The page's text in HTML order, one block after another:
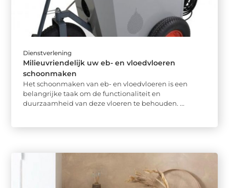
Dienstverlening
Milieuvriendelijk uw eb- en vloedvloeren
schoonmaken
Het schoonmaken van eb- en vloedvloeren is een
belangrijke taak om de functionaliteit en
duurzaamheid van deze vloeren te behouden. ...